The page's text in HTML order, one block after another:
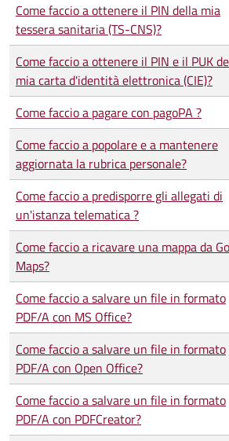
Come faccio a ottenere il PIN della mia
tessera sanitaria (TS-CNS)?
Come faccio a ottenere il PIN e il PUK
mia carta d'identità elettronica (CIE)?
Come faccio a pagare con pagoPA ?
Come faccio a popolare e a mantenere
aggiornata la rubrica personale?
Come faccio a predisporre gli allegati di
un'istanza telematica ?
Come faccio a ricavare una mappa da
Maps?
Come faccio a salvare un file in formato
PDF/A con MS Office?
Come faccio a salvare un file in formato
PDF/A con Open Office?
Come faccio a salvare un file in formato
PDF/A con PDFCreator?